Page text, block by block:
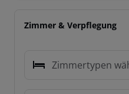
Zimmer & Verpflegung
Zimmertypen